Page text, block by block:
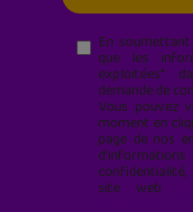
En
que les
exploitées*
demande de
Vous pouvez
moment en
page de nos
site web